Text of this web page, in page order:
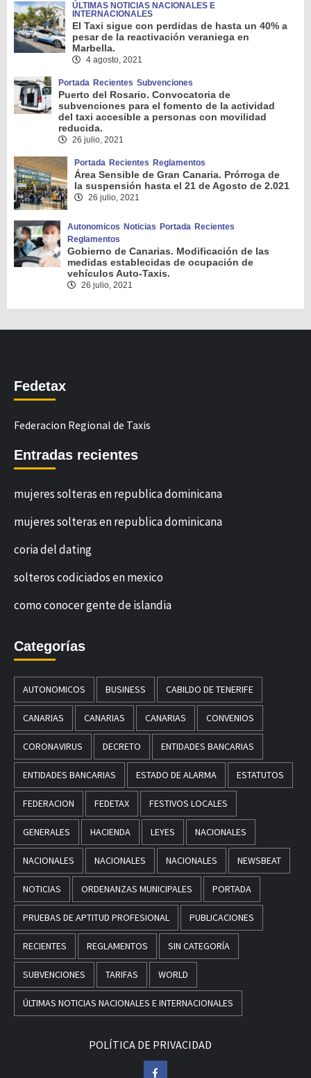
ÚLTIMAS NOTICIAS NACIONALES E
INTERNACIONALES
El Taxi sigue con perdidas de hasta un 40% a
pesar de la reactivación veraniega en
Marbella.
4 agosto, 2021
Portada Recientes Subvenciones
Puerto del Rosario. Convocatoria de
subvenciones para el fomento de la actividad
del taxi accesible a personas con movilidad
reducida.
26 julio, 2021
Portada Recientes Reglamentos
Área Sensible de Gran Canaria. Prórroga de
la suspensión hasta el 21 de Agosto de 2.021
26 julio, 2021
Autonomicos Noticias Portada Recientes
Reglamentos
Gobierno de Canarias. Modificación de las
medidas establecidas de ocupación de
vehículos Auto-Taxis.
26 julio, 2021
Fedetax
Federacion Regional de Taxis
Entradas recientes
mujeres solteras en republica dominicana
mujeres solteras en republica dominicana
coria del dating
solteros codiciados en mexico
como conocer gente de islandia
Categorías
AUTONOMICOS BUSINESS CABILDO DE TENERIFE
CANARIAS CANARIAS CANARIAS CONVENIOS
CORONAVIRUS DECRETO ENTIDADES BANCARIAS
ENTIDADES BANCARIAS ESTADO DE ALARMA ESTATUTOS
FEDERACION FEDETAX FESTIVOS LOCALES
GENERALES HACIENDA LEYES NACIONALES
NACIONALES NACIONALES NACIONALES NEWSBEAT
NOTICIAS ORDENANZAS MUNICIPALES PORTADA
PRUEBAS DE APTITUD PROFESIONAL PUBLICACIONES
RECIENTES REGLAMENTOS SIN CATEGORÍA
SUBVENCIONES TARIFAS WORLD
ÚLTIMAS NOTICIAS NACIONALES E INTERNACIONALES
POLÍTICA DE PRIVACIDAD
Facebook